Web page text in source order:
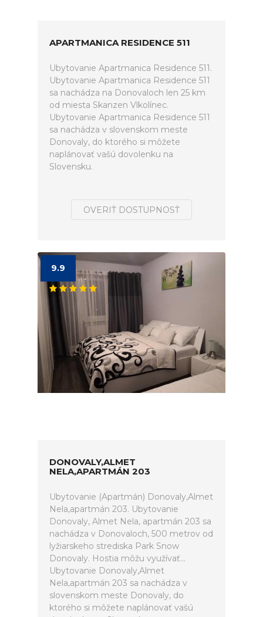
APARTMANICA RESIDENCE 511
Ubytovanie Apartmanica Residence 511.
Ubytovanie Apartmanica Residence 511
sa nachádza na Donovaloch len 25 km
od miesta Skanzen Vlkolínec.
Ubytovanie Apartmanica Residence 511
sa nachádza v slovenskom meste
Donovaly, do ktorého si môžete
naplánovať vašú dovolenku na
Slovensku.
OVERIŤ DOSTUPNOSŤ
9.9
DONOVALY,ALMET
NELA,APARTMÁN 203
Ubytovanie (Apartmán) Donovaly,Almet
Nela,apartmán 203. Ubytovanie
Donovaly, Almet Nela, apartmán 203 sa
nachádza v Donovaloch, 500 metrov od
lyžiarskeho strediska Park Snow
Donovaly. Hostia môžu využívať...
Ubytovanie Donovaly,Almet
Nela,apartmán 203 sa nachádza v
slovenskom meste Donovaly, do
ktorého si môžete naplánovať vašú